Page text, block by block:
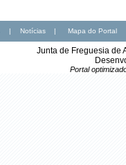
| Notícias | Mapa do Portal
Junta de Freguesia de
Portal